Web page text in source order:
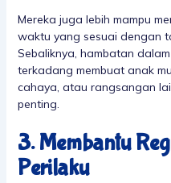
Mereka juga lebih mampu
waktu yang sesuai dengan
Sebaliknya, hambatan
terkadang membuat anak
cahaya, atau rangsangan
penting.
3. Membantu
Perilaku